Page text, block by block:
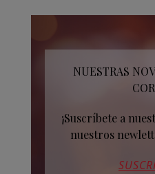
NUESTRAS
¡Suscríbete a
nuestros